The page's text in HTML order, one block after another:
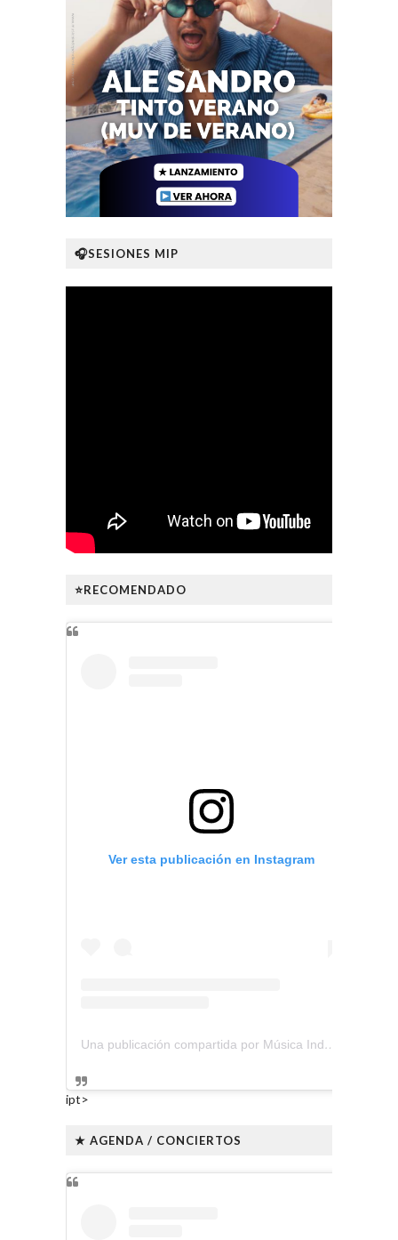
🎧SESIONES MIP
⭐RECOMENDADO
Ver esta publicación en Instagram
Una publicación compartida por Música Independiente Perú 🇵🇪 (@musica.independiente.peru)
ipt>
★ AGENDA / CONCIERTOS